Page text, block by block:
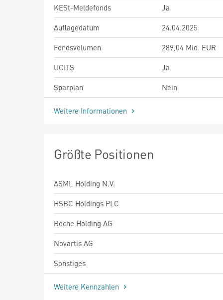
KESt-Meldefonds
Ja
Auflagedatum
24.04.2025
Fondsvolumen
289,04 Mio. EUR
UCITS
Ja
Sparplan
Nein
Weitere Informationen
Größte Positionen
ASML Holding N.V.
HSBC Holdings PLC
Roche Holding AG
Novartis AG
Sonstiges
Weitere Kennzahlen